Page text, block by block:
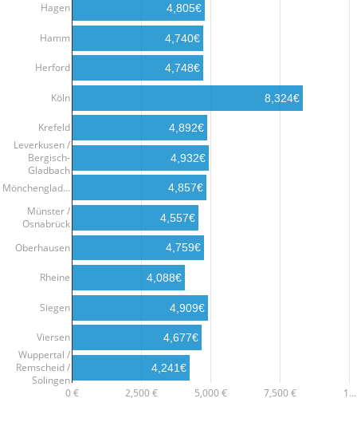
0 € 2,500 € 5,000 € 7,500 € 1…
Hagen
Hamm
Herford
Köln
Krefeld
Leverkusen /
Bergisch-
Gladbach
Mönchenglad…
Münster /
Osnabrück
Oberhausen
Rheine
Siegen
Viersen
Wuppertal /
Remscheid /
Solingen
4,805€
4,740€
4,748€
8,324€
4,892€
4,932€
4,857€
4,557€
4,759€
4,088€
4,909€
4,677€
4,241€